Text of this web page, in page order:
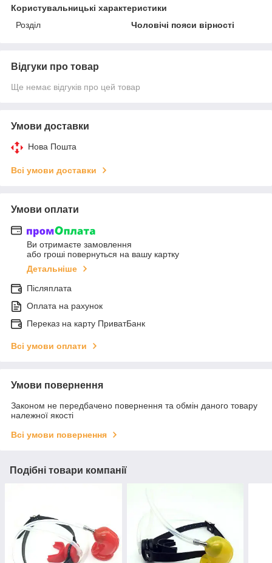
Користувальницькі характеристики
Розділ
Чоловічі пояси вірності
Відгуки про товар
Ще немає відгуків про цей товар
Умови доставки
Нова Пошта
Всі умови доставки
Умови оплати
Ви отримаєте замовлення
або гроші повернуться на вашу картку
Детальніше
Післяплата
Оплата на рахунок
Переказ на карту ПриватБанк
Всі умови оплати
Умови повернення
Законом не передбачено повернення та обмін даного товару
належної якості
Всі умови повернення
Подібні товари компанії